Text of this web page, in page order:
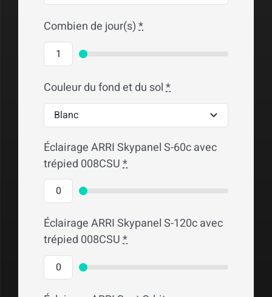
Combien de jour(s)*
Couleur du fond et du sol*
Éclairage ARRI Skypanel S-60c avec
trépied 008CSU*
Éclairage ARRI Skypanel S-120c avec
trépied 008CSU*